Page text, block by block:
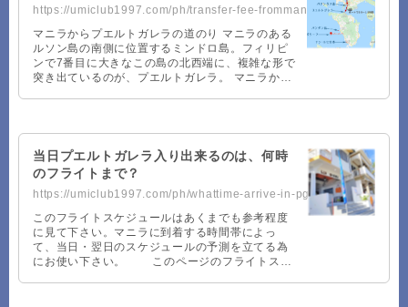
https://umiclub1997.com/ph/transfer-fee-frommanila/
マニラからプエルトガレラの道のり マニラのある
ルソン島の南側に位置するミンドロ島。フィリピ
ンで7番目に大きなこの島の北西端に、複雑な形で
突き出ているのが、プエルトガレラ。 マニラから
当日プエルトガレラ入り出来るのは、何時
のフライトまで？
https://umiclub1997.com/ph/whattime-arrive-in-pg/
このフライトスケジュールはあくまでも参考程度
に見て下さい。マニラに到着する時間帯によっ
て、当日・翌日のスケジュールの予測を立てる為
にお使い下さい。 このページのフライトスケ